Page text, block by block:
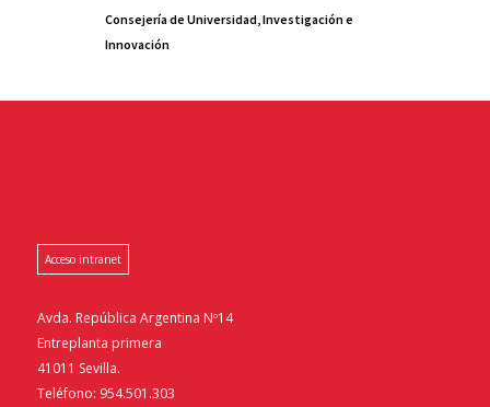
Consejería de Universidad, Investigación e
Innovación
Acceso intranet
Avda. República Argentina Nº14
Entreplanta primera
41011 Sevilla.
Teléfono: 954.501.303